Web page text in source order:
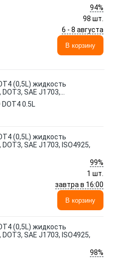
94%
98 шт.
6 - 8 августа
В корзину
(0,5L) жидкость
SAE J1703,
DOT4 0.5L
(0,5L) жидкость
SAE J1703, ISO4925,
99%
1 шт.
завтра в 16:00
В корзину
(0,5L) жидкость
SAE J1703, ISO4925,
98%